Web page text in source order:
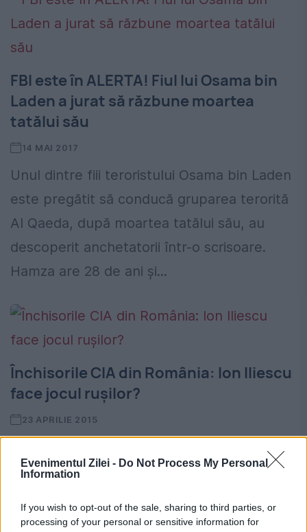
Evenimentul Zilei - Do Not Process My Personal
Information
If you wish to opt-out of the sale, sharing to third parties, or
processing of your personal or sensitive information for
FBI este în ALERTA! Fiul lui Osama bin
Laden a jurat să răzbune moartea
tatălui său
14 MAI 2017
Unul dintre fiii teroristului Osama bin Laden
este pregătit să conducă gruparea terorită
Al Qaeda, după moartea tatălui său, au
descoperit anchetatorii într-o scrisoare.
Hamza are 28 de ani și...
Închisorile CIA din România: Ion Iliescu
face jocul ruşilor?
23 APRILIE 2015
Ce l-a apucat pe Ion Iliescu? Aceasta a fost
prima întrebare pe care ne-am pus-o în
dimineață, declaraţia făcută de fostul